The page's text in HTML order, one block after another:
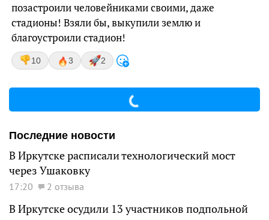
позастроили человейниками своими, даже
стадионы! Взяли бы, выкупили землю и
благоустроили стадион!
10 3 2
Последние новости
В Иркутске расписали технологический мост
через Ушаковку
17:20 2 отзыва
В Иркутске осудили 13 участников подпольной